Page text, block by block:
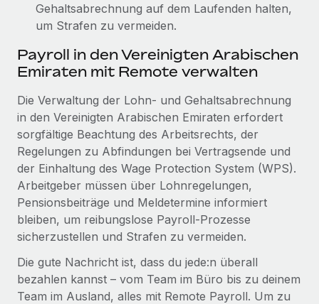
Gehaltsabrechnung auf dem Laufenden halten,
um Strafen zu vermeiden.
Payroll in den Vereinigten Arabischen
Emiraten mit Remote verwalten
Die Verwaltung der Lohn- und Gehaltsabrechnung
in den Vereinigten Arabischen Emiraten erfordert
sorgfältige Beachtung des Arbeitsrechts, der
Regelungen zu Abfindungen bei Vertragsende und
der Einhaltung des Wage Protection System (WPS).
Arbeitgeber müssen über Lohnregelungen,
Pensionsbeiträge und Meldetermine informiert
bleiben, um reibungslose Payroll-Prozesse
sicherzustellen und Strafen zu vermeiden.
Die gute Nachricht ist, dass du jede:n überall
bezahlen kannst – vom Team im Büro bis zu deinem
Team im Ausland, alles mit Remote Payroll. Um zu